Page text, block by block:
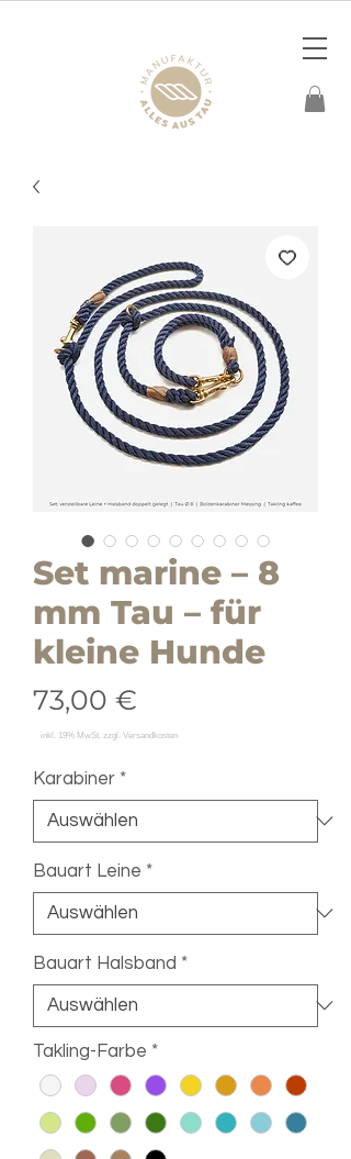
Set marine – 8
mm Tau – für
kleine Hunde
73,00 €
Karabiner *
Bauart Leine *
Bauart Halsband *
Takling-Farbe *